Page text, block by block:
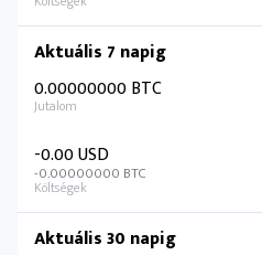
Aktuális 7 napig
0.00000000 BTC
-0.00 USD
-0.00000000 BTC
Aktuális 30 napig